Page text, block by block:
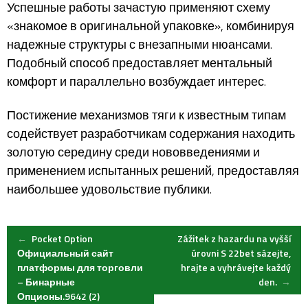
Успешные работы зачастую применяют схему
«знакомое в оригинальной упаковке», комбинируя
надежные структуры с внезапными нюансами.
Подобный способ предоставляет ментальный
комфорт и параллельно возбуждает интерес.
Постижение механизмов тяги к известным типам
содействует разработчикам содержания находить
золотую середину среди нововведениями и
применением испытанных решений, предоставляя
наибольшее удовольствие публики.
Post
navigation
← Pocket Option
Официальный сайт
платформы для торговли
– Бинарные
Опционы.9642 (2)
Zážitek z hazardu na vyšší
úrovni S 22bet sázejte,
hrajte a vyhrávejte každý
den. →